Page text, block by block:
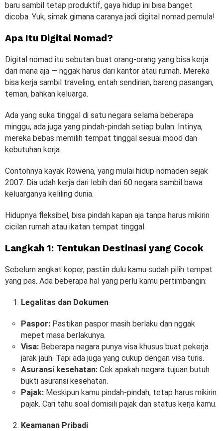
baru sambil tetap produktif, gaya hidup ini bisa banget
dicoba. Yuk, simak gimana caranya jadi digital nomad pemula!
Apa Itu Digital Nomad?
Digital nomad itu sebutan buat orang-orang yang bisa kerja
dari mana aja — nggak harus dari kantor atau rumah. Mereka
bisa kerja sambil traveling, entah sendirian, bareng pasangan,
teman, bahkan keluarga.
Ada yang suka tinggal di satu negara selama beberapa
minggu, ada juga yang pindah-pindah setiap bulan. Intinya,
mereka bebas memilih tempat tinggal sesuai mood dan
kebutuhan kerja.
Contohnya kayak Rowena, yang mulai hidup nomaden sejak
2007. Dia udah kerja dari lebih dari 60 negara sambil bawa
keluarganya keliling dunia.
Hidupnya fleksibel, bisa pindah kapan aja tanpa harus mikirin
cicilan rumah atau ikatan tempat tinggal.
Langkah 1: Tentukan Destinasi yang Cocok
Sebelum angkat koper, pastiin dulu kamu sudah pilih tempat
yang pas. Ada beberapa hal yang perlu kamu pertimbangin:
Legalitas dan Dokumen
Paspor: Pastikan paspor masih berlaku dan nggak
mepet masa berlakunya.
Visa: Beberapa negara punya visa khusus buat pekerja
jarak jauh. Tapi ada juga yang cukup dengan visa turis.
Asuransi kesehatan: Cek apakah negara tujuan butuh
bukti asuransi kesehatan.
Pajak: Meskipun kamu pindah-pindah, tetap harus mikirin
pajak. Cari tahu soal domisili pajak dan status kerja kamu.
Keamanan Pribadi